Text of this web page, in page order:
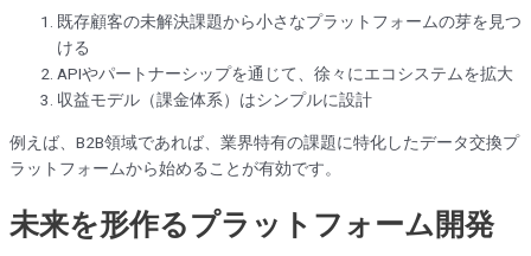
既存顧客の未解決課題から小さなプラットフォームの芽を見つ
ける
APIやパートナーシップを通じて、徐々にエコシステムを拡大
収益モデル（課金体系）はシンプルに設計
例えば、B2B領域であれば、業界特有の課題に特化したデータ交換プ
ラットフォームから始めることが有効です。
未来を形作るプラットフォーム開発